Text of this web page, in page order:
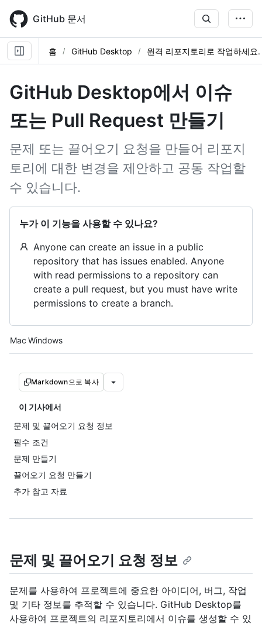
main
content
GitHub 문서
홈 GitHub Desktop 원격 리포지토리로 작업하세요.
GitHub Desktop에서 이슈
또는 Pull Request 만들기
문제 또는 끌어오기 요청을 만들어 리포지
토리에 대한 변경을 제안하고 공동 작업할
수 있습니다.
누가 이 기능을 사용할 수 있나요?
Anyone can create an issue in a public
repository that has issues enabled. Anyone
with read permissions to a repository can
create a pull request, but you must have write
permissions to create a branch.
Platform navigation
Mac Windows
Markdown으로 복사
이 기사에서
문제 및 끌어오기 요청 정보
필수 조건
문제 만들기
끌어오기 요청 만들기
추가 참고 자료
문제 및 끌어오기 요청 정보
문제를 사용하여 프로젝트에 중요한 아이디어, 버그, 작업
및 기타 정보를 추적할 수 있습니다. GitHub Desktop를
사용하여 프로젝트의 리포지토리에서 이슈를 생성할 수 있